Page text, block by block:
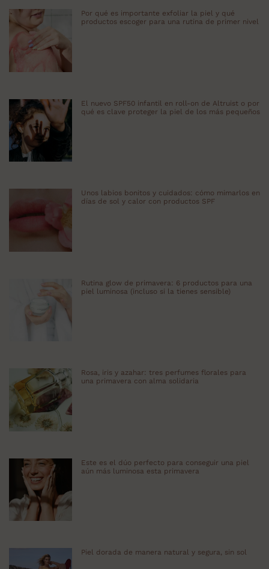
Por qué es importante exfoliar la piel y qué
productos escoger para una rutina de primer nivel
El nuevo SPF50 infantil en roll-on de Altruist o por
qué es clave proteger la piel de los más pequeños
Unos labios bonitos y cuidados: cómo mimarlos en
días de sol y calor con productos SPF
Rutina glow de primavera: 6 productos para una
piel luminosa (incluso si la tienes sensible)
Rosa, iris y azahar: tres perfumes florales para
una primavera con alma solidaria
Este es el dúo perfecto para conseguir una piel
aún más luminosa esta primavera
Piel dorada de manera natural y segura, sin sol